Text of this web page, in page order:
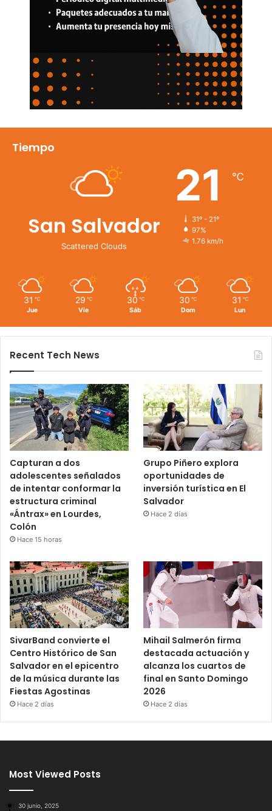
Tiempo
San Salvador
Scattered Clouds
21 ℃
31º - 21º
97%
1.76 km/h
31 ℃
Jue
29 ℃
Vie
30 ℃
Sáb
30 ℃
Dom
31 ℃
Lun
Recent Tech News
Capturan a dos
adolescentes señalados
de intentar conformar la
estructura criminal
«Ántrax» en Lourdes,
Colón
Hace 15 horas
Grupo Piñero explora
oportunidades de
inversión turística en El
Salvador
Hace 2 días
SivarBand convierte el
Centro Histórico de San
Salvador en el epicentro
de la música durante las
Fiestas Agostinas
Hace 2 días
Mihail Salmerón firma
destacada actuación y
alcanza los cuartos de
final en Santo Domingo
2026
Hace 2 días
Most Viewed Posts
30 junio, 2025